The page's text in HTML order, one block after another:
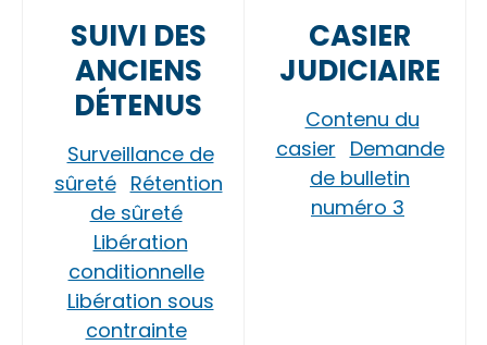
SUIVI DES
ANCIENS
DÉTENUS
Surveillance de
sûreté Rétention
de sûreté
Libération
conditionnelle
Libération sous
contrainte
CASIER
JUDICIAIRE
Contenu du
casier Demande
de bulletin
numéro 3